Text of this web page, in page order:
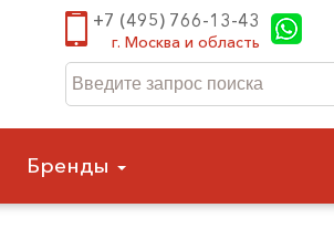
+7 (495) 766-13-43
г. Москва и область
Бренды